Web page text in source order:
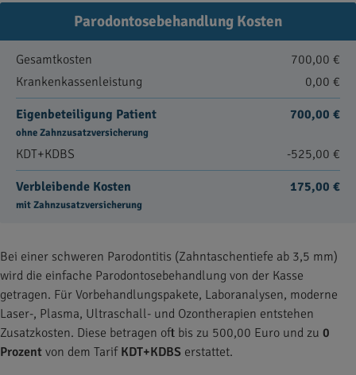
Parodontosebehandlung Kosten
Gesamtkosten
700,00 €
Krankenkassenleistung
0,00 €
Eigenbeteiligung Patient
ohne Zahnzusatzversicherung
700,00 €
KDT+KDBS -525,00 €
Verbleibende Kosten
mit Zahnzusatzversicherung
175,00 €
Bei einer schweren Parodontitis (Zahntaschentiefe ab 3,5 mm)
wird die einfache Parodontosebehandlung von der Kasse
getragen. Für Vorbehandlungspakete, Laboranalysen, moderne
Laser-, Plasma, Ultraschall- und Ozontherapien entstehen
Zusatzkosten. Diese betragen oft bis zu 500,00 Euro und zu 0
Prozent von dem Tarif KDT+KDBS erstattet.